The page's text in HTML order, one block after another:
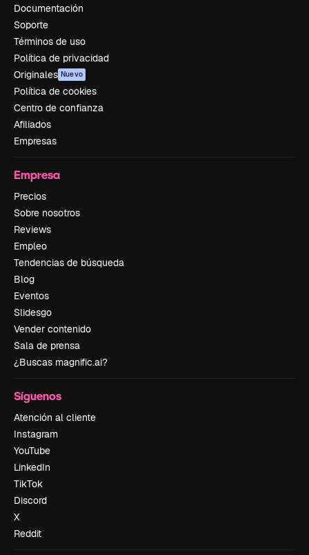
Documentación
Soporte
Términos de uso
Política de privacidad
Originales Nuevo
Política de cookies
Centro de confianza
Afiliados
Empresas
Empresa
Precios
Sobre nosotros
Reviews
Empleo
Tendencias de búsqueda
Blog
Eventos
Slidesgo
Vender contenido
Sala de prensa
¿Buscas magnific.ai?
Síguenos
Atención al cliente
Instagram
YouTube
LinkedIn
TikTok
Discord
X
Reddit